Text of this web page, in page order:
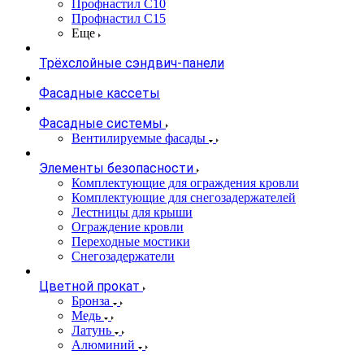
Профнастил С10
Профнастил С15
Еще
Трёхслойные сэндвич-панели
Фасадные кассеты
Фасадные системы
Вентилируемые фасады
Элементы безопасности
Комплектующие для ограждения кровли
Комплектующие для снегозадержателей
Лестницы для крыши
Ограждение кровли
Переходные мостики
Снегозадержатели
Цветной прокат
Бронза
Медь
Латунь
Алюминий